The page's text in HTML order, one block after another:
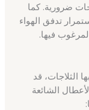
ضرورية. كما
تدفق الهواء
فيها.
الثلاجات، قد
الشائعة